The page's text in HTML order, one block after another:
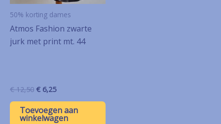
50% korting dames
Atmos Fashion zwarte
jurk met print mt. 44
€12,50 Oorspronkelijke
was:
€ 12,50.
€ 6,25Huidige
is:
€ 6,25.
Toevoegen aan
winkelwagen